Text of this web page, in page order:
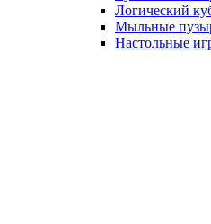
Логический
Мыльные
Настольные